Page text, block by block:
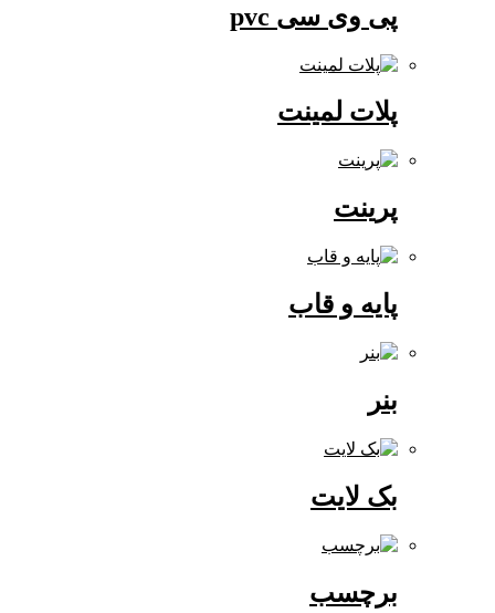
پی وی سی pvc
پلات لمینت
پایه و قاب